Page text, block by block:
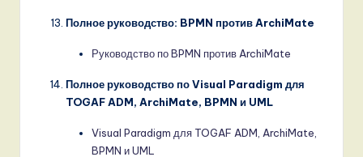
Полное руководство: BPMN против ArchiMate
Руководство по BPMN против ArchiMate
Полное руководство по Visual Paradigm для
TOGAF ADM, ArchiMate, BPMN и UML
Visual Paradigm для TOGAF ADM, ArchiMate,
BPMN и UML